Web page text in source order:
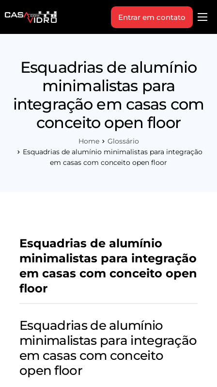
Produtos
Indique+
Workshop
Sobre Nós
Entrar em contato
Esquadrias de alumínio
minimalistas para
integração em casas com
conceito open floor
Home
Glossário
Esquadrias de alumínio minimalistas para integração
em casas com conceito open floor
Esquadrias de alumínio
minimalistas para integração
em casas com conceito open
floor
Esquadrias de alumínio
minimalistas para integração
em casas com conceito
open floor